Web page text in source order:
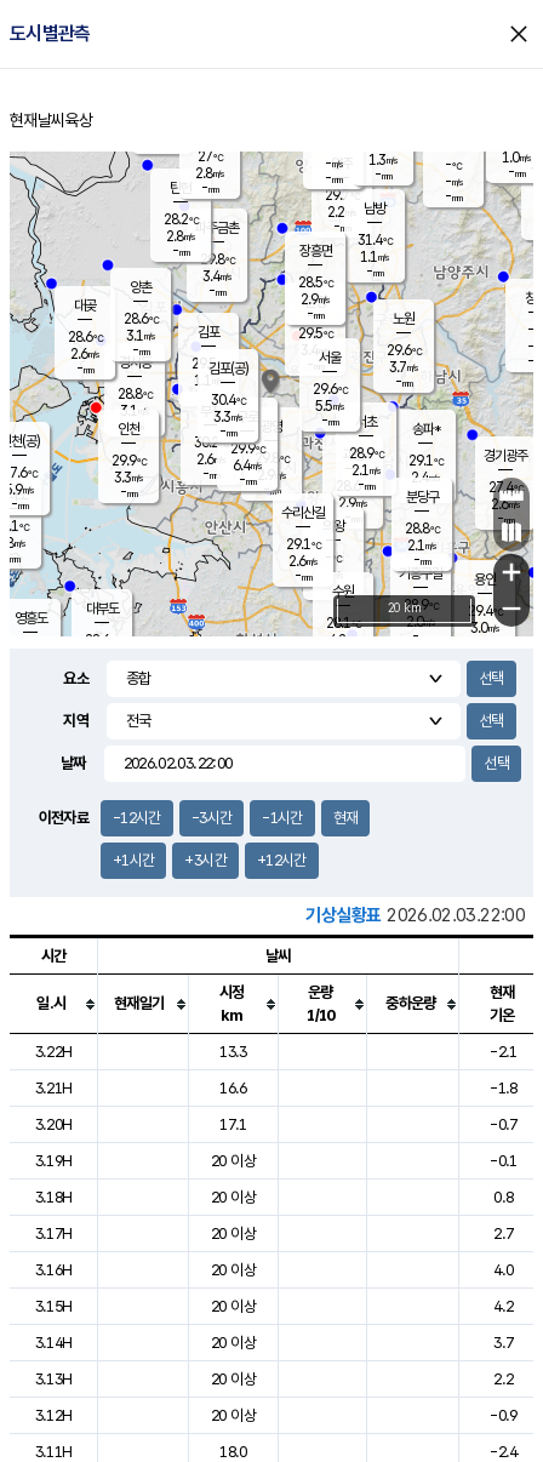
도시별관측 close
홈
현재날씨 육상
의도
℃
m/s
mm
영흥도
양주
29.7℃
2.2
-mm
과천
28.6℃
2.9m/s
- mm
용인
29.4℃
3.0m/s
경기광주
27.4℃
2.6m/s
-mm
2.2m/s
대부도
28.6
경서동
28.8℃
3.1 m/s
-mm
파주금촌
29.8℃
3.4m/s
-mm
-℃
-m/s
-mm
대곶
28.6℃
2.6m/s
-mm
창
-
-m/
-
탄현
28.2℃
2.8m/s
-mm
1.0m/s
-mm
의왕
- ℃
m/s
mm
김포
29.5℃
1.1 m/s
mm
광명
29.8 ℃
2.9 m/s
-mm
부천
30.2℃
2.6m/s
-mm
양촌
28.6℃
3.1 m/s
-mm
구로
29.9℃
6.4m/s
-mm
은평
29.5℃
3.4 m/s
- mm
노원
29.6℃
3.7m/s
-mm
송파*
29.1℃
2.4m/s
-mm
서초
28.9℃
2.1 m/s
-mm
남방
31.4℃
1.1 m/s
-mm
기흥구갈
28.9℃
2.0m/s
-
수리산길
29.1℃
2.6m/s
-mm
분당구
28.8℃
2.1 m/s
-mm
장흥면
28.5℃
2.9m/s
-mm
-m/s
-mm
인천(공)
27.6℃
5.9m/s
-mm
김포(공)
30.4℃
3.3m/s
-mm
수원
28.1℃
4.2 m/s
인천
29.9℃
3.3m/s
-mm
서울
29.6℃
5.5m/s
-mm
27℃
2.8m/s
-mm
1.3m/s
-mm
+
−
20 km
요소
지역
날짜
이전자료 -12시간 -3시간 -1시간 현재
+1시간 +3시간 +12시간
기상실황표 2026.02.03.22:00
도시별 기상실황표로 지점, 날씨, 기온, 강수, 바람, 기압등을 안내한 표입
시간 날씨
일.시 현재일기
시정
km
운량
1/10
중하운량
현재
기온
3.22H
13.3
-2.1
3.21H
16.6
-1.8
3.20H
17.1
-0.7
3.19H
20 이상
-0.1
3.18H
20 이상
0.8
3.17H
20 이상
2.7
3.16H
20 이상
4.0
3.15H
20 이상
4.2
3.14H
20 이상
3.7
3.13H
20 이상
2.2
3.12H
20 이상
-0.9
3.11H
18.0
-2.4